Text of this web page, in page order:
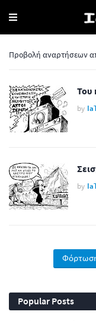
Προβολή αναρτήσεων
Του
by
by
Popular Posts